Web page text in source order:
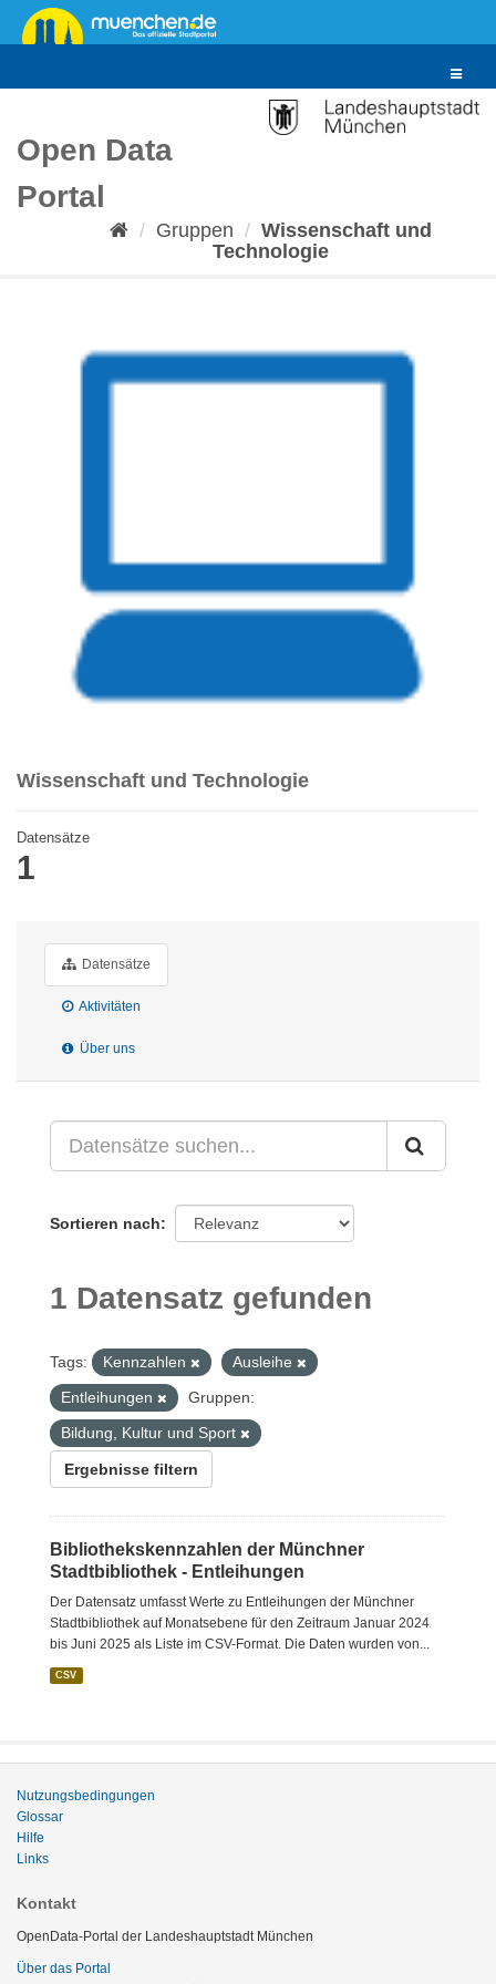
Überspringen
zum
Toggle
Open Data
Portal
Gruppen
Wissenschaft und
Technologie
Wissenschaft und Technologie
Datensätze
1
Datensätze
Aktivitäten
Über uns
Sortieren nach
1 Datensatz gefunden
Tags: Kennzahlen
Ausleihe
Entleihungen
Gruppen:
Bildung, Kultur und Sport
Ergebnisse filtern
Bibliothekskennzahlen der Münchner
Stadtbibliothek - Entleihungen
Der Datensatz umfasst Werte zu Entleihungen der Münchner
Stadtbibliothek auf Monatsebene für den Zeitraum Januar 2024
bis Juni 2025 als Liste im CSV-Format. Die Daten wurden von...
CSV
Nutzungsbedingungen
Glossar
Hilfe
Links
Kontakt
OpenData-Portal der Landeshauptstadt München
Über das Portal